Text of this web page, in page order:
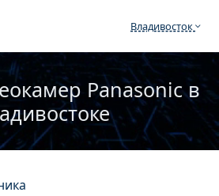
Владивосток
Panasonic в